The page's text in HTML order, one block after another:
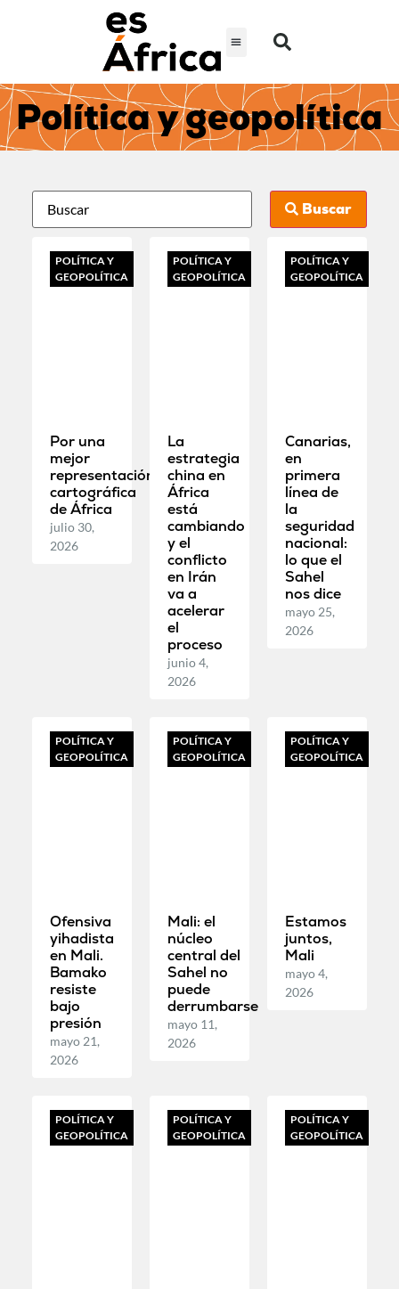
Política y geopolítica
Buscar
POLÍTICA Y
GEOPOLÍTICA
Por una
mejor
representación
cartográfica
de África
julio 30,
2026
POLÍTICA Y
GEOPOLÍTICA
La
estrategia
china en
África
está
cambiando
y el
conflicto
en Irán
va a
acelerar
el
proceso
junio 4,
2026
POLÍTICA Y
GEOPOLÍTICA
Canarias,
en
primera
línea de
la
seguridad
nacional:
lo que el
Sahel
nos dice
mayo 25,
2026
POLÍTICA Y
GEOPOLÍTICA
Ofensiva
yihadista
en Mali.
Bamako
resiste
bajo
presión
mayo 21,
2026
POLÍTICA Y
GEOPOLÍTICA
Mali: el
núcleo
central del
Sahel no
puede
derrumbarse
mayo 11,
2026
POLÍTICA Y
GEOPOLÍTICA
Estamos
juntos,
Mali
mayo 4,
2026
POLÍTICA Y
GEOPOLÍTICA
POLÍTICA Y
GEOPOLÍTICA
POLÍTICA Y
GEOPOLÍTICA